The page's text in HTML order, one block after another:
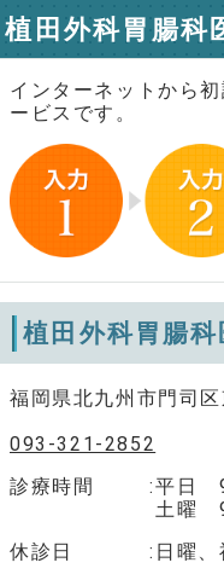
植田外科胃腸
インターネットから
ービスです。
植田外科胃腸科
福岡県北九州市門司
093-321-2852
診療時間
平日
土曜
休診日
日曜